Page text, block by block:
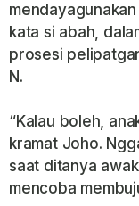
kata si abah,
prosesi
N.
“Kalau boleh,
kramat Joho.
saat ditanya
mencoba